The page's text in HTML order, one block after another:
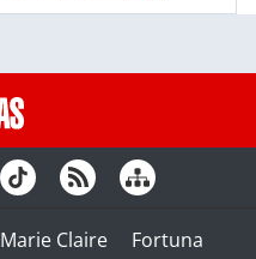
Marie Claire
Fortuna